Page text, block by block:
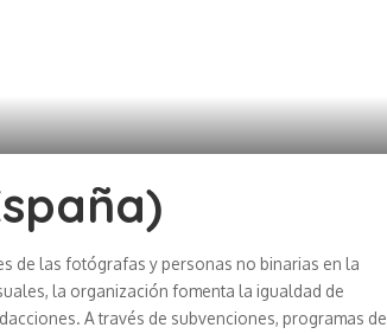
de las fotógrafas y personas no binarias en la
la organización fomenta la igualdad de
A través de subvenciones, programas de